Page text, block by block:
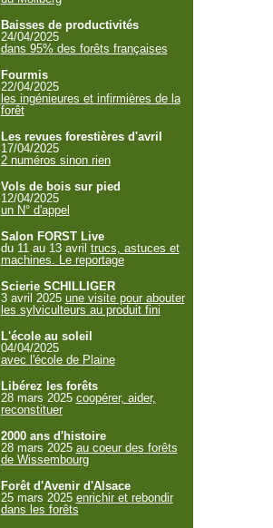
Baisses de productivités
24/04/2025
dans 95% des forêts françaises
Fourmis
22/04/2025
les ingénieures et infirmières de la
forêt
Les revues forestières d'avril
17/04/2025
2 numéros sinon rien
Vols de bois sur pied
12/04/2025
un N° d'appel
Salon FORST Live
du 11 au 13 avril trucs, astuces et
machines. Le reportage
Scierie SCHILLIGER
3 avril 2025 une visite pour abouter
les sylviculteurs au produit fini
L'école au soleil
04/04/2025
avec l'école de Plaine
Libérez les forêts
28 mars 2025 coopérer, aider,
reconstituer
2000 ans d'histoire
28 mars 2025 au coeur des forêts
de Wissembourg
Forêt d'Avenir d'Alsace
25 mars 2025 enrichir et rebondir
dans les forêts